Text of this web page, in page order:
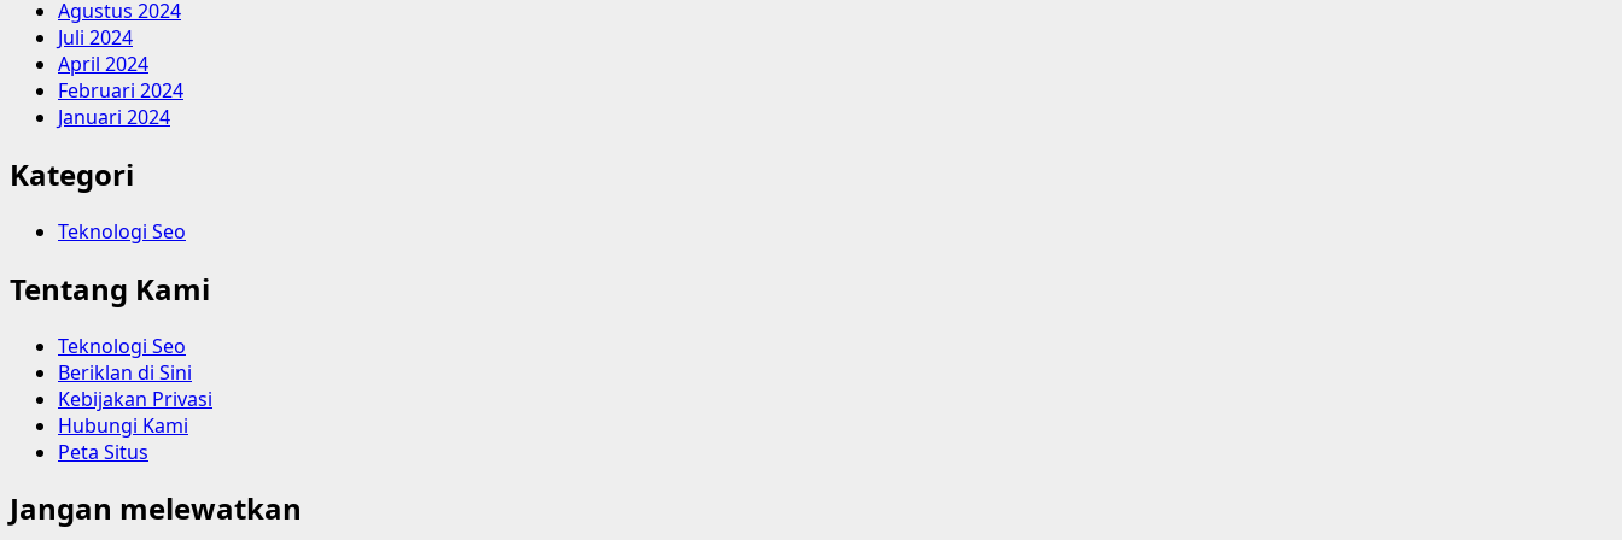
Agustus 2024
Juli 2024
April 2024
Februari 2024
Januari 2024
Kategori
Teknologi Seo
Tentang Kami
Teknologi Seo
Beriklan di Sini
Kebijakan Privasi
Hubungi Kami
Peta Situs
Jangan melewatkan